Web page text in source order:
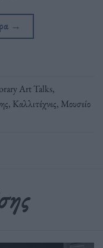
→
Art Talks,
, Καλλιτέχνες, Μουσείο